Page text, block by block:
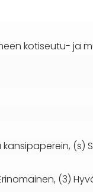
kotiseutu- ja
kansipaperein, (s)
(3)